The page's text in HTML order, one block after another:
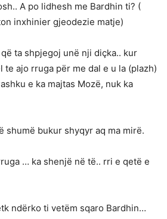
A po lidhesh me Bardhin ti? (
inxhinier gjeodezie matje)
ta shpjegoj unë nji diçka.. kur
te ajo rruga për me dal e u la (plazh)
e ka majtas Mozë, nuk ka
shumë bukur shyqyr aq ma mirë.
… ka shenjë në të.. rri e qetë e
ndërko ti vetëm sqaro Bardhin…